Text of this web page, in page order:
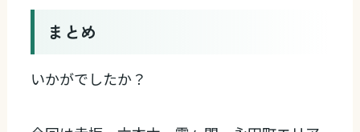
まとめ
いかがでしたか？